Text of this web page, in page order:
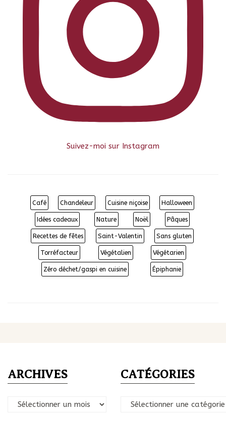
Suivez-moi sur Instagram
Café Chandeleur Cuisine niçoise Halloween
Idées cadeaux Nature Noël Pâques
Recettes de fêtes Saint-Valentin Sans gluten
Torréfacteur Végétalien Végétarien
Zéro déchet/gaspi en cuisine Épiphanie
ARCHIVES
Archives
CATÉGORIES
Catégories